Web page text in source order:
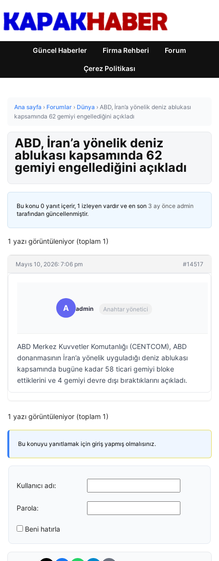
Güncel Haberler Firma Rehberi Forum
Çerez Politikası
Ana sayfa › Forumlar › Dünya › ABD, İran’a yönelik deniz ablukası
kapsamında 62 gemiyi engellediğini açıkladı
ABD, İran’a yönelik deniz
ablukası kapsamında 62
gemiyi engellediğini açıkladı
Bu konu 0 yanıt içerir, 1 izleyen vardır ve en son 3 ay önce admin
tarafından güncellenmiştir.
1 yazı görüntüleniyor (toplam 1)
Mayıs 10, 2026: 7:06 pm #14517
A admin Anahtar yönetici
ABD Merkez Kuvvetler Komutanlığı (CENTCOM), ABD
donanmasının İran’a yönelik uyguladığı deniz ablukası
kapsamında bugüne kadar 58 ticari gemiyi bloke
ettiklerini ve 4 gemiyi devre dışı bıraktıklarını açıkladı.
1 yazı görüntüleniyor (toplam 1)
Bu konuyu yanıtlamak için giriş yapmış olmalısınız.
Kullanıcı adı:
Parola:
Beni hatırla